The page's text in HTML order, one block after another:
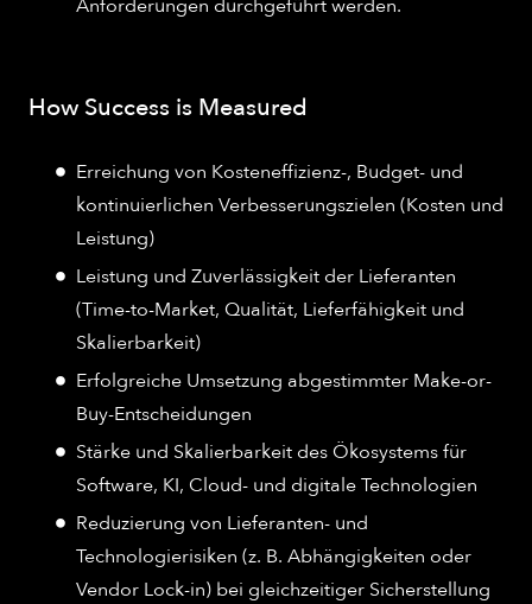
Anforderungen durchgeführt werden.
How Success is Measured
Erreichung von Kosteneffizienz-, Budget- und
kontinuierlichen Verbesserungszielen (Kosten und
Leistung)
Leistung und Zuverlässigkeit der Lieferanten
(Time-to-Market, Qualität, Lieferfähigkeit und
Skalierbarkeit)
Erfolgreiche Umsetzung abgestimmter Make-or-
Buy-Entscheidungen
Stärke und Skalierbarkeit des Ökosystems für
Software, KI, Cloud- und digitale Technologien
Reduzierung von Lieferanten- und
Technologierisiken (z. B. Abhängigkeiten oder
Vendor Lock-in) bei gleichzeitiger Sicherstellung